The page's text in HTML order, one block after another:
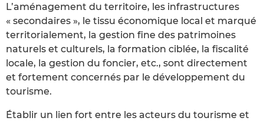
L’aménagement du territoire, les infrastructures
« secondaires », le tissu économique local et marqué
territorialement, la gestion fine des patrimoines
naturels et culturels, la formation ciblée, la fiscalité
locale, la gestion du foncier, etc., sont directement
et fortement concernés par le développement du
tourisme.
Établir un lien fort entre les acteurs du tourisme et